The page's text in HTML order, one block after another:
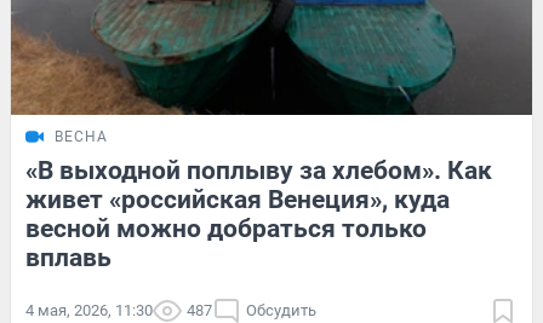
ВЕСНА
«В выходной поплыву за хлебом». Как
живет «российская Венеция», куда
весной можно добраться только
вплавь
4 мая, 2026, 11:30 487 Обсудить